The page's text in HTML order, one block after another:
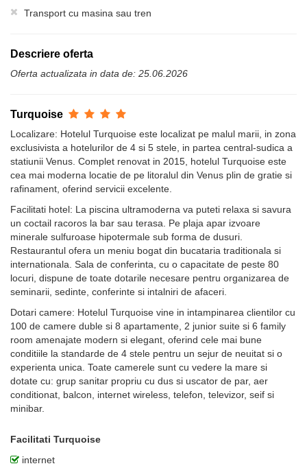
Transport cu masina sau tren
Descriere oferta
Oferta actualizata in data de: 25.06.2026
Turquoise
Localizare: Hotelul Turquoise este localizat pe malul marii, in zona
exclusivista a hotelurilor de 4 si 5 stele, in partea central-sudica a
statiunii Venus. Complet renovat in 2015, hotelul Turquoise este
cea mai moderna locatie de pe litoralul din Venus plin de gratie si
rafinament, oferind servicii excelente.
Facilitati hotel: La piscina ultramoderna va puteti relaxa si savura
un coctail racoros la bar sau terasa. Pe plaja apar izvoare
minerale sulfuroase hipotermale sub forma de dusuri.
Restaurantul ofera un meniu bogat din bucataria traditionala si
internationala. Sala de conferinta, cu o capacitate de peste 80
locuri, dispune de toate dotarile necesare pentru organizarea de
seminarii, sedinte, conferinte si intalniri de afaceri.
Dotari camere: Hotelul Turquoise vine in intampinarea clientilor cu
100 de camere duble si 8 apartamente, 2 junior suite si 6 family
room amenajate modern si elegant, oferind cele mai bune
conditiile la standarde de 4 stele pentru un sejur de neuitat si o
experienta unica. Toate camerele sunt cu vedere la mare si
dotate cu: grup sanitar propriu cu dus si uscator de par, aer
conditionat, balcon, internet wireless, telefon, televizor, seif si
minibar.
Facilitati Turquoise
internet